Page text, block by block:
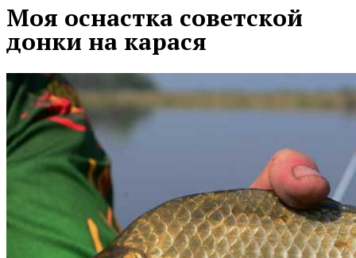
Моя оснастка советской
донки на карася